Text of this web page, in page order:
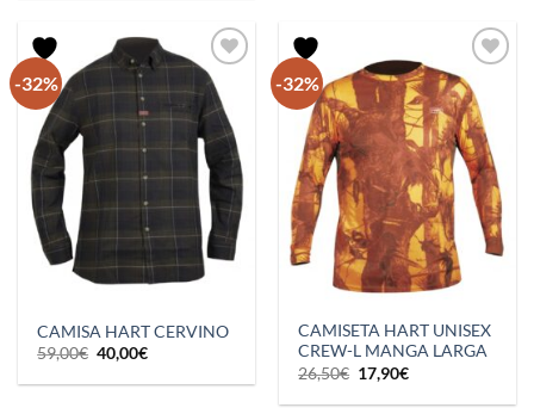
-32%
CAMISA HART CERVINO
59,00€ El
precio
original
40,00€El
actual
-32%
CAMISETA HART UNISEX
CREW-L MANGA LARGA
26,50€ El
precio
original
17,90€El
actual